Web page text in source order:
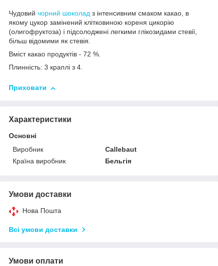
Чудовий чорний шоколад з інтенсивним смаком какао, в
якому цукор замінений клітковиною кореня цикорію
(олигофруктоза) і підсолоджені легкими глікозидами стевії,
більш відомими як стевія.
Вміст какао продуктів - 72 %.
Плинність: 3 краплі з 4.
Приховати
Характеристики
Основні
Виробник
Callebaut
Країна виробник
Бельгія
Умови доставки
Нова Пошта
Всі умови доставки
Умови оплати